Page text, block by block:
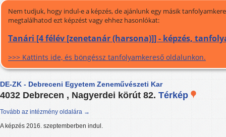
Nem tudjuk, hogy indul-e a képzés, de ajánlunk egy másik
megtalálhatod ezt képzést vagy ehhez hasonlókat:
Tanári [4 félév [zenetanár (harsona)]] - képzés,
>>> Kattints ide, és böngéssz tanfolyamkereső oldalunkon.
DE-ZK - Debreceni Egyetem Zeneművészeti Kar
4032 Debrecen , Nagyerdei körút 82. Térkép
Tovább az intézmény oldalára →
A képzés 2016. szeptemberben indul.